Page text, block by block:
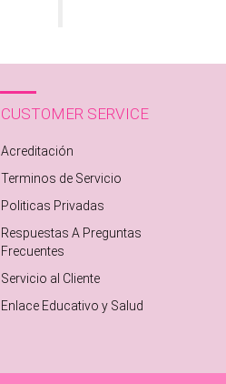
CUSTOMER SERVICE
Acreditación
Terminos de Servicio
Politicas Privadas
Respuestas A Preguntas
Frecuentes
Servicio al Cliente
Enlace Educativo y Salud